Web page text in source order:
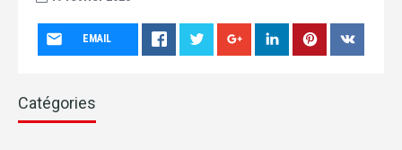
EMAIL
Catégories